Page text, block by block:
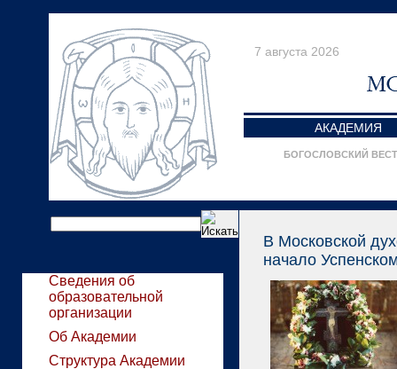
7 августа 2026
АКАДЕМИЯ
БОГОСЛОВСКИЙ
Сведения об
образовательной
организации
Об Академии
Структура Академии
В Московской
начало